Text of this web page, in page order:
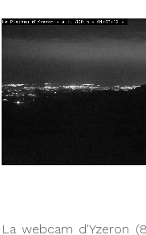
La webcam d'Yzeron